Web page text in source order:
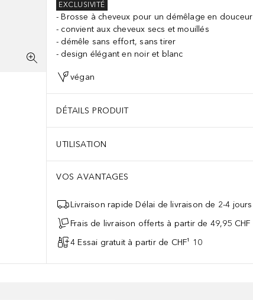
EXCLUSIVITÉ
Brosse à cheveux pour un démêlage en douceur
convient aux cheveux secs et mouillés
démêle sans effort, sans tirer
design élégant en noir et blanc
végan
DÉTAILS PRODUIT
UTILISATION
VOS AVANTAGES
Livraison rapide Délai de livraison de 2-4
Frais de livraison offerts à partir de 49,95 CHF
4 Essai gratuit à partir de CHF¹ 10